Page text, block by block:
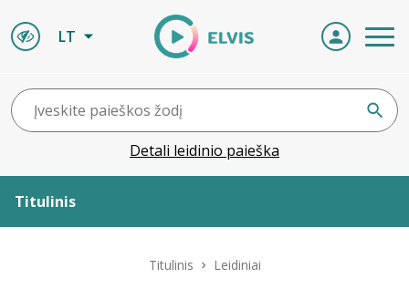
LT
Detali leidinio paieška
Titulinis
Titulinis Leidiniai